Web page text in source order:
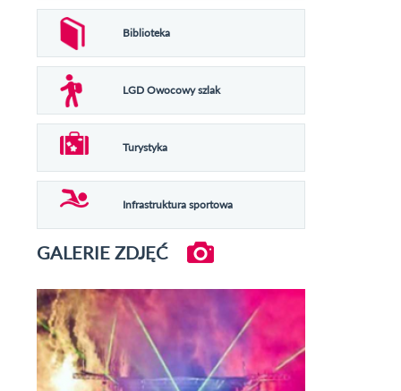
Biblioteka
LGD Owocowy szlak
Turystyka
Infrastruktura sportowa
GALERIE ZDJĘĆ